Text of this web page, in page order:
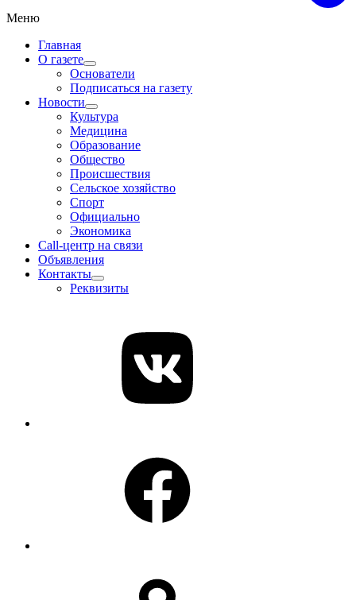
Меню
Главная
О газете
Основатели
Подписаться на газету
Новости
Культура
Медицина
Образование
Общество
Происшествия
Сельское хозяйство
Спорт
Официально
Экономика
Call-центр на связи
Объявления
Контакты
Реквизиты